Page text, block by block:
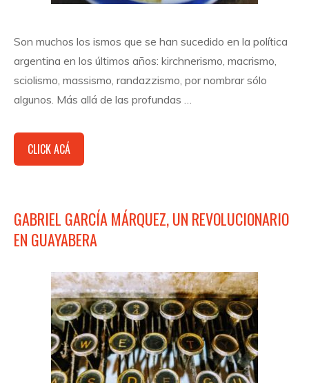
Son muchos los ismos que se han sucedido en la política
argentina en los últimos años: kirchnerismo, macrismo,
sciolismo, massismo, randazzismo, por nombrar sólo
algunos. Más allá de las profundas …
CLICK ACÁ
GABRIEL GARCÍA MÁRQUEZ, UN REVOLUCIONARIO
EN GUAYABERA